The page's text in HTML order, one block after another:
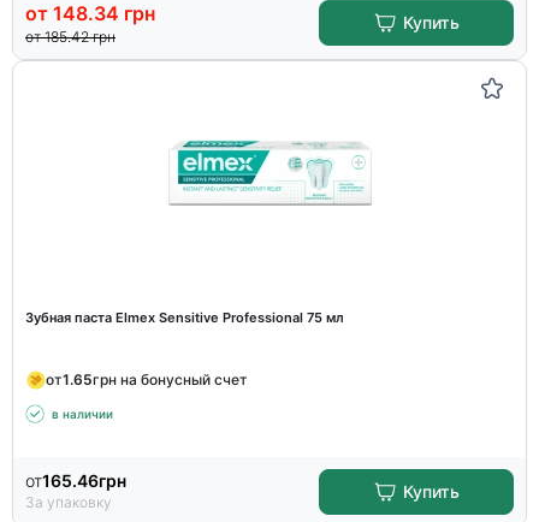
от 148.34 грн
от 185.42грн
Купить
Зубная паста Elmex Sensitive Professional 75 мл
от1.65грн на бонусный счет
в наличии
от165.46грн
За упаковку
Купить